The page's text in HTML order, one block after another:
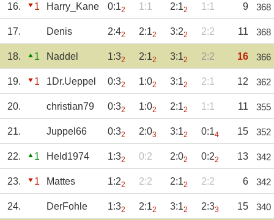
16. 1 Harry_Kane 0:12 1:1 2:12 1:1 9 368
17. Denis 2:42 2:12 3:22 2:2 11 368
18. 1 Naddel 1:32 2:12 3:12 2:2 16 366
19. 1 1Dr.Ueppel 0:32 1:02 3:12 2:1 12 362
20. christian79 0:32 1:02 2:12 1:1 11 355
21. Juppel66 0:32 2:03 3:12 0:14 15 352
22. 1 Held1974 1:32 0:2 2:02 0:22 13 342
23. 1 Mattes 1:22 2:2 2:12 2:2 6 342
24. DerFohle 1:32 2:12 3:12 2:33 15 340